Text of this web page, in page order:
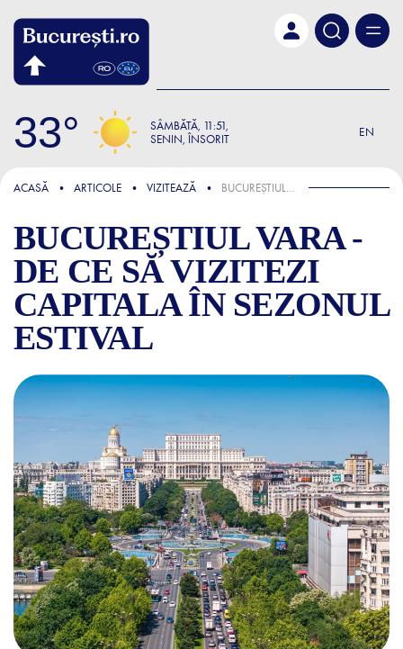
33 SÂMBĂTĂ 11:51
SENIN, ÎNSORIT
EN
FOCUS
ACASĂ ARTICOLE VIZITEAZĂ BUCUREȘTIUL VARA - DE CE SĂ VIZITEZI CAPITALA ÎN SEZONUL ESTIVAL
BUCUREȘTIUL VARA -
DE CE SĂ VIZITEZI
CAPITALA ÎN SEZONUL
ESTIVAL
BUCUREȘTIUL VARA - DE